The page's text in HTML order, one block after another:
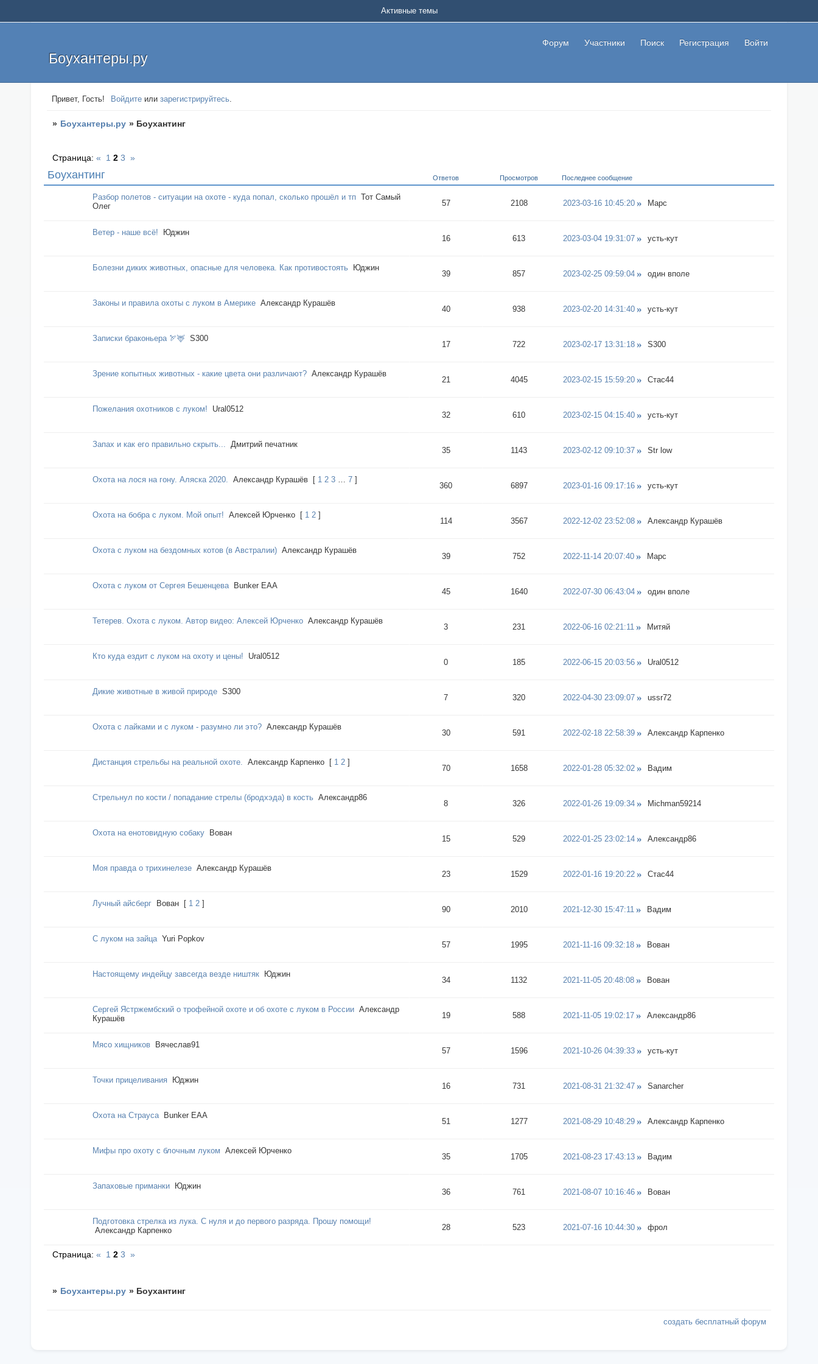
Боухантеры.ру
Форум Участники Поиск Регистрация Войти
Активные темы
Привет, Гость! Войдите илизарегистрируйтесь.
» Боухантеры.ру » Боухантинг
Боухантинг
Страница:« 1 2 3 »
Ответов Просмотров Последнее сообщение
Разбор полетов - ситуации на охоте - куда попал, сколько прошёл и тп Тот Самый
Олег
57 2108 2023-03-16 10:45:20 Марс
Ветер - наше всё! Юджин
16 613 2023-03-04 19:31:07 усть-кут
Болезни диких животных, опасные для человека. Как противостоять Юджин
39 857 2023-02-25 09:59:04 один вполе
Законы и правила охоты с луком в Америке Александр Курашёв
40 938 2023-02-20 14:31:40 усть-кут
Записки браконьера 🏹🦌 S300
17 722 2023-02-17 13:31:18 S300
Зрение копытных животных - какие цвета они различают? Александр Курашёв
21 4045 2023-02-15 15:59:20 Стас44
Пожелания охотников с луком! Ural0512
32 610 2023-02-15 04:15:40 усть-кут
Запах и как его правильно скрыть... Дмитрий печатник
35 1143 2023-02-12 09:10:37 Str low
Охота на лося на гону. Аляска 2020. Александр Курашёв [ 1 2 3 … 7 ]
360 6897 2023-01-16 09:17:16 усть-кут
Охота на бобра с луком. Мой опыт! Алексей Юрченко [ 1 2 ]
114 3567 2022-12-02 23:52:08 Александр Курашёв
Охота с луком на бездомных котов (в Австралии) Александр Курашёв
39 752 2022-11-14 20:07:40 Марс
Охота с луком от Сергея Бешенцева Bunker EAA
45 1640 2022-07-30 06:43:04 один вполе
Тетерев. Охота с луком. Автор видео: Алексей Юрченко Александр Курашёв
3 231 2022-06-16 02:21:11 Митяй
Кто куда ездит с луком на охоту и цены! Ural0512
0 185 2022-06-15 20:03:56 Ural0512
Дикие животные в живой природе S300
7 320 2022-04-30 23:09:07 ussr72
Охота с лайками и с луком - разумно ли это? Александр Курашёв
30 591 2022-02-18 22:58:39 Александр Карпенко
Дистанция стрельбы на реальной охоте. Александр Карпенко [ 1 2 ]
70 1658 2022-01-28 05:32:02 Вадим
Стрельнул по кости / попадание стрелы (бродхэда) в кость Александр86
8 326 2022-01-26 19:09:34 Michman59214
Охота на енотовидную собаку Вован
15 529 2022-01-25 23:02:14 Александр86
Моя правда о трихинелезе Александр Курашёв
23 1529 2022-01-16 19:20:22 Стас44
Лучный айсберг Вован [ 1 2 ]
90 2010 2021-12-30 15:47:11 Вадим
С луком на зайца Yuri Popkov
57 1995 2021-11-16 09:32:18 Вован
Настоящему индейцу завсегда везде ништяк Юджин
34 1132 2021-11-05 20:48:08 Вован
Сергей Ястржембский о трофейной охоте и об охоте с луком в России Александр
Курашёв
19 588 2021-11-05 19:02:17 Александр86
Мясо хищников Вячеслав91
57 1596 2021-10-26 04:39:33 усть-кут
Точки прицеливания Юджин
16 731 2021-08-31 21:32:47 Sanarcher
Охота на Страуса Bunker EAA
51 1277 2021-08-29 10:48:29 Александр Карпенко
Мифы про охоту с блочным луком Алексей Юрченко
35 1705 2021-08-23 17:43:13 Вадим
Запаховые приманки Юджин
36 761 2021-08-07 10:16:46 Вован
Подготовка стрелка из лука. С нуля и до первого разряда. Прошу помощи!
Александр Карпенко
28 523 2021-07-16 10:44:30 фрол
Страница:« 1 2 3 »
» Боухантеры.ру » Боухантинг
создать бесплатный форум